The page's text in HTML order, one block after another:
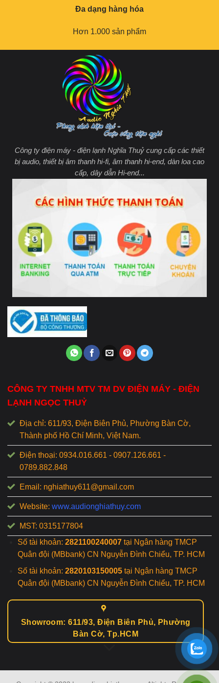
Đa dạng hàng hóa
Hơn 1.000 sản phẩm
Công ty điện máy - điện lạnh Nghĩa Thuỷ cung cấp các thiết
bị audio, thiết bị âm thanh hi-fi, âm thanh hi-end, dàn loa cao
cấp, dây dẫn Hi-end...
CÔNG TY TNHH MTV TM DV ĐIỆN MÁY - ĐIỆN
LẠNH NGỌC THUỶ
Địa chỉ: 611/93, Điện Biên Phủ, Phường Bàn Cờ,
Thành phố Hồ Chí Minh, Việt Nam.
Điện thoại: 0934.016.661 - 0907.126.661 -
0789.882.848
Email: nghiathuy611@gmail.com
Website: www.audionghiathuy.com
MST: 0315177804
Số tài khoản: 2821100240007tại Ngân hàng TMCP
Quân đội (MBbank) CN Nguyễn Đình Chiểu, TP. HCM
Số tài khoản: 2820103150005tại Ngân hàng TMCP
Quân đội (MBbank) CN Nguyễn Đình Chiểu, TP. HCM
Showroom: 611/93, Điện Biên Phủ, Phường
Bàn Cờ, Tp.HCM